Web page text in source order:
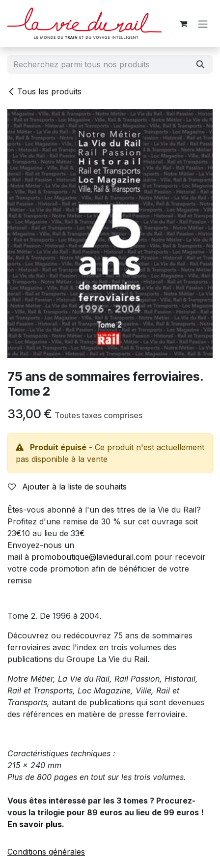
Se rendre au contenu
Tous les produits
75 ans de sommaires ferroviaires.
Tome 2
33,00 € Toutes taxes comprises
Produit épuisé - Ce produit n'est actuellement
pas disponible à la vente
Ajouter à la liste de souhaits
Êtes-vous abonné à l'un des titres de la Vie du Rail?
Profitez d'une remise de 30 % sur cet ouvrage soit
23€10 au lieu de 33€
Envoyez-nous un
mail à promoboutique@laviedurail.com pour recevoir
votre code promotion afin de bénéficier de votre
remise
Tome 2. De 1996 à 2004.
Découvrez ou redécouvrez 75 ans de sommaires
ferroviaires avec l'index en trois volumes des
publications du Groupe La Vie du Rail.
Notre Métier, La Vie du Rail, Rail Passion, Historail,
Rail et Transports, Loc Magazine, Ville, Rail et
Transports, autant de publications qui sont devenues
des références en matière de presse ferroviaire.
Caractéristiques techniques :
215 x 240 mm
Plus de 800 pages en tout sur les trois volumes.
Vous êtes intéressé par les 3 tomes ? Procurez-
vous la trilogie pour 89 euros au lieu de 99 euros !
En savoir plus.
Conditions générales